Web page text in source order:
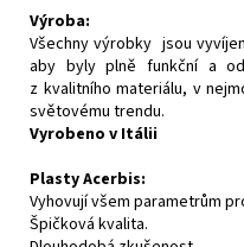
Výroba:
Všechny výrobky jsou
aby byly plně funkční a
z kvalitního materiálu, v
světovému trendu.
Vyrobeno v Itálii
Plasty Acerbis:
Vyhovují všem parametrům
Špičková kvalita.